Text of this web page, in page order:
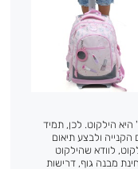
הילקוט. לכן, תמיד
ולבצע תיאום
לוודא שהילקוט
מבנה גוף, דרישות